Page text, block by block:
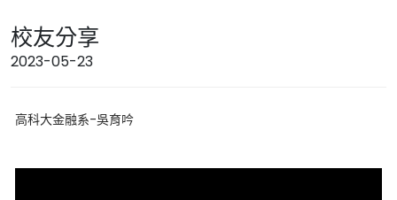
校友分享
2023-05-23
高科大金融系-吳育吟